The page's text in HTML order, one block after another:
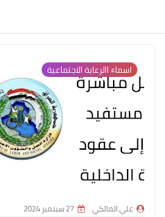
اسماء االرعاية الاجتماعية
علي المالكي 27 سبتمبر 2024